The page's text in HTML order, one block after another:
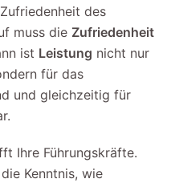
des
muss die Zufriedenheit
ist Leistung nicht nur
für das
und gleichzeitig für
Ihre Führungskräfte.
Kenntnis, wie